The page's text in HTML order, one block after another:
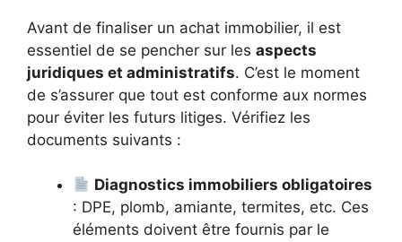
Avant de finaliser un achat immobilier, il est
essentiel de se pencher sur les aspects
juridiques et administratifs. C’est le moment
de s’assurer que tout est conforme aux normes
pour éviter les futurs litiges. Vérifiez les
documents suivants :
Diagnostics immobiliers obligatoires
: DPE, plomb, amiante, termites, etc. Ces
éléments doivent être fournis par le